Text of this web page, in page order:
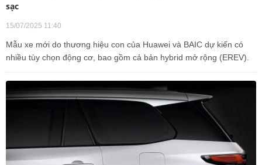
sạc
15/07/2025 11:40
Mẫu xe mới do thương hiệu con của Huawei và BAIC dự kiến có
nhiều tùy chọn động cơ, bao gồm cả bản hybrid mở rộng (EREV).